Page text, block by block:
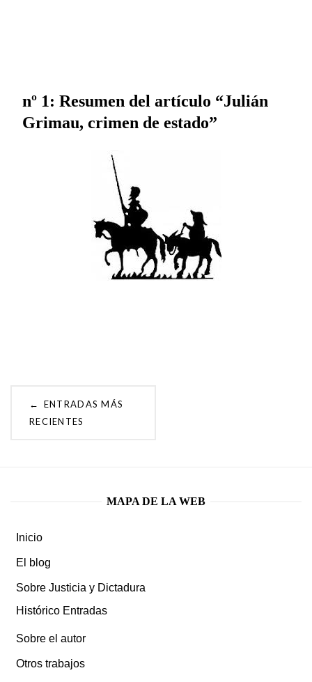
nº 1: Resumen del artículo “Julián
Grimau, crimen de estado”
←
ENTRADAS MÁS
RECIENTES
MAPA DE LA WEB
Inicio
El blog
Sobre Justicia y Dictadura
Histórico Entradas
Sobre el autor
Otros trabajos